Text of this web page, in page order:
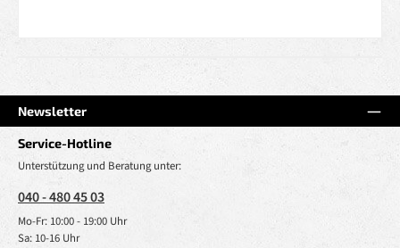
Newsletter
Service-Hotline
Unterstützung und Beratung unter:
040 - 480 45 03
Mo-Fr: 10:00 - 19:00 Uhr
Sa: 10-16 Uhr